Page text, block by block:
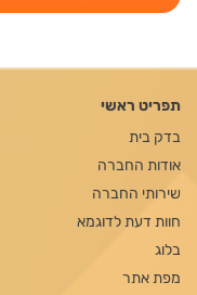
תפריט ראשי
בדק בית
אודות החברה
שירותי החברה
חוות דעת לדוגמא
בלוג
מפת אתר